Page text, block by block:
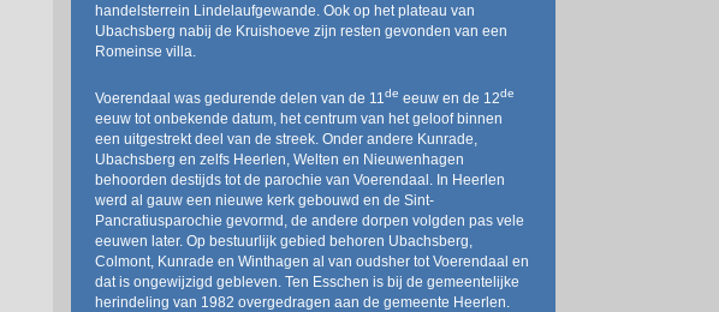
handelsterrein Lindelaufgewande. Ook op het plateau van
Ubachsberg nabij de Kruishoeve zijn resten gevonden van een
Romeinse villa.
Voerendaal was gedurende delen van de 11de eeuw en de 12de
eeuw tot onbekende datum, het centrum van het geloof binnen
een uitgestrekt deel van de streek. Onder andere Kunrade,
Ubachsberg en zelfs Heerlen, Welten en Nieuwenhagen
behoorden destijds tot de parochie van Voerendaal. In Heerlen
werd al gauw een nieuwe kerk gebouwd en de Sint-
Pancratiusparochie gevormd, de andere dorpen volgden pas vele
eeuwen later. Op bestuurlijk gebied behoren Ubachsberg,
Colmont, Kunrade en Winthagen al van oudsher tot Voerendaal en
dat is ongewijzigd gebleven. Ten Esschen is bij de gemeentelijke
herindeling van 1982 overgedragen aan de gemeente Heerlen.